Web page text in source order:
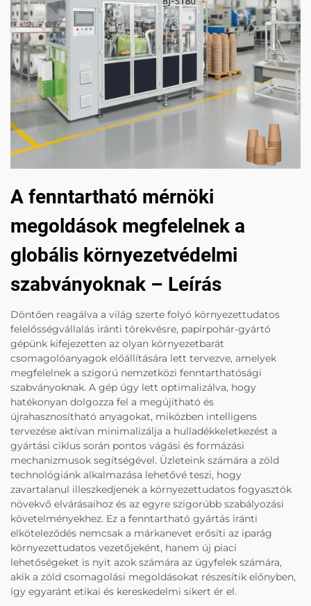
A fenntartható mérnöki
megoldások megfelelnek a
globális környezetvédelmi
szabványoknak – Leírás
Döntően reagálva a világ szerte folyó környezettudatos
felelősségvállalás iránti törekvésre, papírpohár-gyártó
gépünk kifejezetten az olyan környezetbarát
csomagolóanyagok előállítására lett tervezve, amelyek
megfelelnek a szigorú nemzetközi fenntarthatósági
szabványoknak. A gép úgy lett optimalizálva, hogy
hatékonyan dolgozza fel a megújítható és
újrahasznosítható anyagokat, miközben intelligens
tervezése aktívan minimalizálja a hulladékkeletkezést a
gyártási ciklus során pontos vágási és formázási
mechanizmusok segítségével. Üzleteink számára a zöld
technológiánk alkalmazása lehetővé teszi, hogy
zavartalanul illeszkedjenek a környezettudatos fogyasztók
növekvő elvárásaihoz és az egyre szigorúbb szabályozási
követelményekhez. Ez a fenntartható gyártás iránti
elköteleződés nemcsak a márkanevet erősíti az iparág
környezettudatos vezetőjeként, hanem új piaci
lehetőségeket is nyit azok számára az ügyfelek számára,
akik a zöld csomagolási megoldásokat részesítik előnyben,
így egyaránt etikai és kereskedelmi sikert ér el.